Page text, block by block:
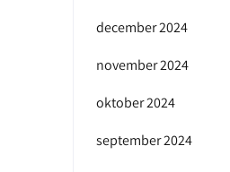
december 2024
november 2024
oktober 2024
september 2024